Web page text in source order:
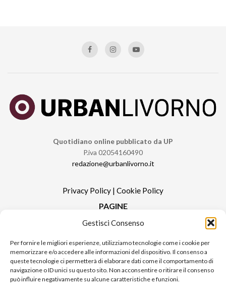
Gestisci Consenso
Per fornire le migliori esperienze, utilizziamo tecnologie come i cookie per
memorizzare e/o accedere alle informazioni del dispositivo. Il consenso a
queste tecnologie ci permetterà di elaborare dati come il comportamento di
navigazione o ID unici su questo sito. Non acconsentire o ritirare il consenso
può influire negativamente su alcune caratteristiche e funzioni.
Quotidiano online pubblicato da UP
P.iva 02054160490
redazione@urbanlivorno.it
Privacy Policy | Cookie Policy
PAGINE
Redazione
Contatti
Pubblicità
Sitemap
RUBRICHE